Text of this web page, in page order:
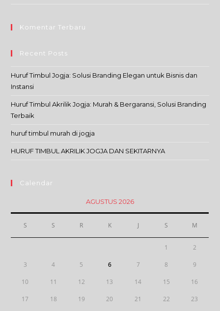
Komentar Terbaru
Recent Posts
Huruf Timbul Jogja: Solusi Branding Elegan untuk Bisnis dan
Instansi
Huruf Timbul Akrilik Jogja: Murah & Bergaransi, Solusi Branding
Terbaik
huruf timbul murah di jogja
HURUF TIMBUL AKRILIK JOGJA DAN SEKITARNYA
Calendar
AGUSTUS 2026
S S R K J S M
1 2
3 4 5 6 7 8 9
10 11 12 13 14 15 16
17 18 19 20 21 22 23